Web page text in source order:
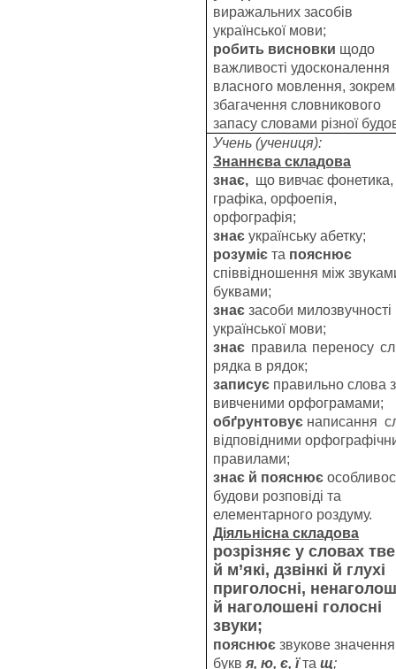
виражальних засобів
української мови;
робить висновки щодо
важливості удосконалення
власного мовлення,
збагачення словникового
запасу словами різної
Учень (учениця):
Знаннєва складова
знає, що вивчає фонетика,
графіка, орфоепія,
орфографія;
знає українську абетку;
розуміє та пояснює
співвідношення між
буквами;
знає засоби милозвучності
української мови;
знає правила переносу
рядка в рядок;
записує правильно слова з
вивченими орфограмами;
обґрунтовує написання
відповідними
правилами;
знає й пояснює
будови розповіді та
елементарного роздуму.
Діяльнісна складова
розрізняє у словах
й м’які, дзвінкі й глухі
приголосні,
й наголошені голосні
звуки;
пояснює звукове значення
букв я, ю, є, їта щ;